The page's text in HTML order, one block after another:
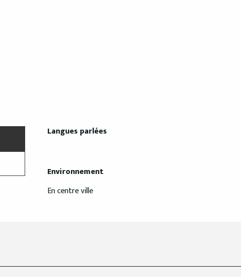
Langues parlées
Langues parlées
Environnement
Environnement
En centre ville